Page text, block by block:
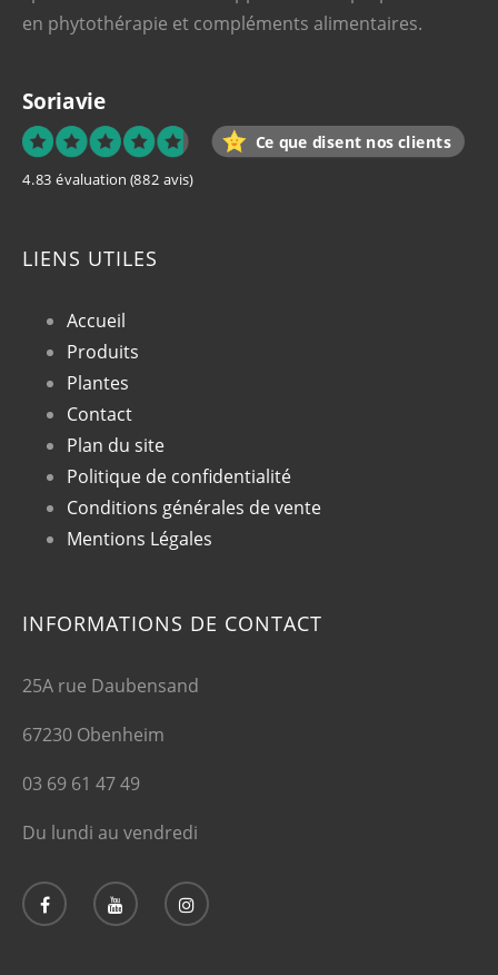
en phytothérapie et compléments alimentaires.
Soriavie
Ce que disent nos clients
4.83 évaluation (882 avis)
LIENS UTILES
Accueil
Produits
Plantes
Contact
Plan du site
Politique de confidentialité
Conditions générales de vente
Mentions Légales
INFORMATIONS DE CONTACT
25A rue Daubensand
67230 Obenheim
03 69 61 47 49
Du lundi au vendredi